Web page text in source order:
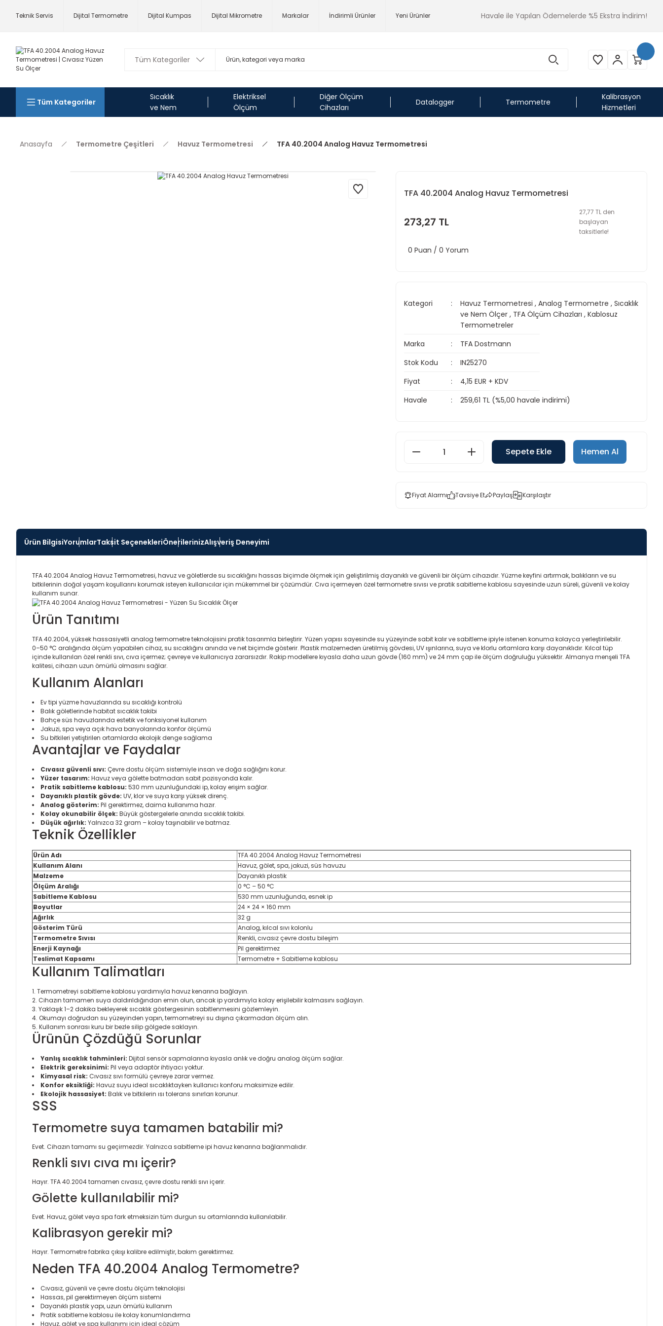
Teknik Servis Dijital Termometre Dijital Kumpas Dijital Mikrometre Markalar İndirimli Ürünler Yeni Ürünler Havale ile Yapılan Ödemelerde %5 Ekstra İndirim!
Tüm Kategoriler
Sıcaklık
ve Nem
Elektriksel
Ölçüm
Diğer Ölçüm
Cihazları
Datalogger Termometre
Kalibrasyon
Hizmetleri
Anasayfa Termometre Çeşitleri Havuz Termometresi TFA 40.2004 Analog Havuz Termometresi
TFA 40.2004 Analog Havuz Termometresi
273,27 TL
27,77 TL den
başlayan
taksitlerle!
0 Puan / 0 Yorum
Kategori Havuz Termometresi ,Analog Termometre ,Sıcaklık
ve Nem Ölçer , TFA Ölçüm Cihazları ,Kablosuz
Termometreler
Marka
TFA Dostmann
Stok Kodu
IN25270
Fiyat
4,15 EUR + KDV
Havale
259,61 TL (%5,00 havale indirimi)
Sepete Ekle Hemen Al
Fiyat Alarmı Tavsiye Et Paylaş Karşılaştır
Ürün BilgisiYorumlarTaksit SeçenekleriÖnerilerinizAlışveriş Deneyimi
TFA 40.2004 Analog Havuz Termometresi, havuz ve göletlerde su sıcaklığını hassas biçimde ölçmek için geliştirilmiş dayanıklı ve güvenli bir ölçüm cihazıdır. Yüzme keyfini artırmak, balıkların ve su
bitkilerinin doğal yaşam koşullarını korumak isteyen kullanıcılar için mükemmel bir çözümdür. Cıva içermeyen özel termometre sıvısı ve pratik sabitleme kablosu sayesinde uzun süreli, güvenli ve kolay
kullanım sunar.
Ürün Tanıtımı
TFA 40.2004, yüksek hassasiyetli analog termometre teknolojisini pratik tasarımla birleştirir. Yüzen yapısı sayesinde su yüzeyinde sabit kalır ve sabitleme ipiyle istenen konuma kolayca yerleştirilebilir.
0–50 °C aralığında ölçüm yapabilen cihaz, su sıcaklığını anında ve net biçimde gösterir. Plastik malzemeden üretilmiş gövdesi, UV ışınlarına, suya ve klorlu ortamlara karşı dayanıklıdır. Kılcal tüp
içinde kullanılan özel renkli sıvı, cıva içermez; çevreye ve kullanıcıya zararsızdır. Rakip modellere kıyasla daha uzun gövde (160 mm) ve 24 mm çap ile ölçüm doğruluğu yüksektir. Almanya menşeli TFA
kalitesi, cihazın uzun ömürlü olmasını sağlar.
Kullanım Alanları
Ev tipi yüzme havuzlarında su sıcaklığı kontrolü
Balık göletlerinde habitat sıcaklık takibi
Bahçe süs havuzlarında estetik ve fonksiyonel kullanım
Jakuzi, spa veya açık hava banyolarında konfor ölçümü
Su bitkileri yetiştirilen ortamlarda ekolojik denge sağlama
Avantajlar ve Faydalar
Cıvasız güvenli sıvı: Çevre dostu ölçüm sistemiyle insan ve doğa sağlığını korur.
Yüzer tasarım: Havuz veya gölette batmadan sabit pozisyonda kalır.
Pratik sabitleme kablosu: 530 mm uzunluğundaki ip, kolay erişim sağlar.
Dayanıklı plastik gövde: UV, klor ve suya karşı yüksek direnç.
Analog gösterim: Pil gerektirmez, daima kullanıma hazır.
Kolay okunabilir ölçek: Büyük göstergelerle anında sıcaklık takibi.
Düşük ağırlık: Yalnızca 32 gram – kolay taşınabilir ve batmaz.
Teknik Özellikler
Ürün Adı
TFA 40.2004 Analog Havuz Termometresi
Kullanım Alanı
Havuz, gölet, spa, jakuzi, süs havuzu
Malzeme
Dayanıklı plastik
Ölçüm Aralığı
0 °C – 50 °C
Sabitleme Kablosu
530 mm uzunluğunda, esnek ip
Boyutlar
24 × 24 × 160 mm
Ağırlık
32 g
Gösterim Türü
Analog, kılcal sıvı kolonlu
Termometre Sıvısı
Renkli, cıvasız çevre dostu bileşim
Enerji Kaynağı
Pil gerektirmez
Teslimat Kapsamı
Termometre + Sabitleme kablosu
Kullanım Talimatları
Termometreyi sabitleme kablosu yardımıyla havuz kenarına bağlayın.
Cihazın tamamen suya daldırıldığından emin olun, ancak ip yardımıyla kolay erişilebilir kalmasını sağlayın.
Yaklaşık 1–2 dakika bekleyerek sıcaklık göstergesinin sabitlenmesini gözlemleyin.
Okumayı doğrudan su yüzeyinden yapın, termometreyi su dışına çıkarmadan ölçüm alın.
Kullanım sonrası kuru bir bezle silip gölgede saklayın.
Ürünün Çözdüğü Sorunlar
Yanlış sıcaklık tahminleri: Dijital sensör sapmalarına kıyasla anlık ve doğru analog ölçüm sağlar.
Elektrik gereksinimi: Pil veya adaptör ihtiyacı yoktur.
Kimyasal risk: Cıvasız sıvı formülü çevreye zarar vermez.
Konfor eksikliği: Havuz suyu ideal sıcaklıktayken kullanıcı konforu maksimize edilir.
Ekolojik hassasiyet: Balık ve bitkilerin ısı tolerans sınırları korunur.
SSS
Termometre suya tamamen batabilir mi?
Evet. Cihazın tamamı su geçirmezdir. Yalnızca sabitleme ipi havuz kenarına bağlanmalıdır.
Renkli sıvı cıva mı içerir?
Hayır. TFA 40.2004 tamamen cıvasız, çevre dostu renkli sıvı içerir.
Gölette kullanılabilir mi?
Evet. Havuz, gölet veya spa fark etmeksizin tüm durgun su ortamlarında kullanılabilir.
Kalibrasyon gerekir mi?
Hayır. Termometre fabrika çıkışı kalibre edilmiştir, bakım gerektirmez.
Neden TFA 40.2004 Analog Termometre?
Cıvasız, güvenli ve çevre dostu ölçüm teknolojisi
Hassas, pil gerektirmeyen ölçüm sistemi
Dayanıklı plastik yapı, uzun ömürlü kullanım
Pratik sabitleme kablosu ile kolay konumlandırma
Havuz, gölet ve spa kullanımı için ideal çözüm